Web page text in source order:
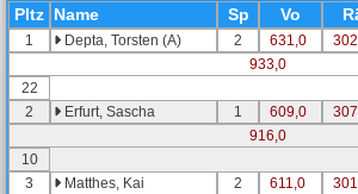
Pltz Name Sp Vo
1 Depta, Torsten (A) 2 631,0
933,0
22
2
Erfurt, Sascha 1 609,0
916,0
10
3
Matthes, Kai 2 611,0